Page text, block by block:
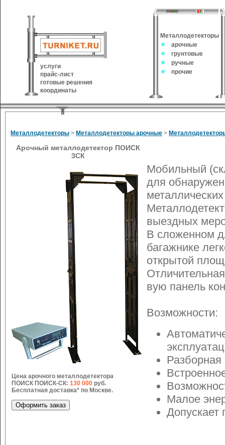
услуги
прайс-лист
готовые решения
координаты
Металлодетекторы
арочные
грунтовые
ручные
прочие
Металлодетекторы > Металлодетекторы арочные >
Арочный металлодетектор ПОИСК
3СК
Цена арочного металлодетектора
ПОИСК ПОИСК-СК: 130 000 руб.
Бесплатная доставка* по Москве.
Мобильный
для
выездных
В сложенном
багажнике
открытой
вую панель
Возможности:
Разборная
Малое
Допускает